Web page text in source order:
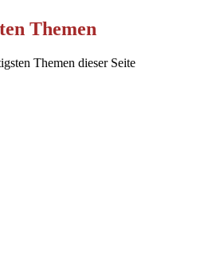
Themen
Themen dieser Seite